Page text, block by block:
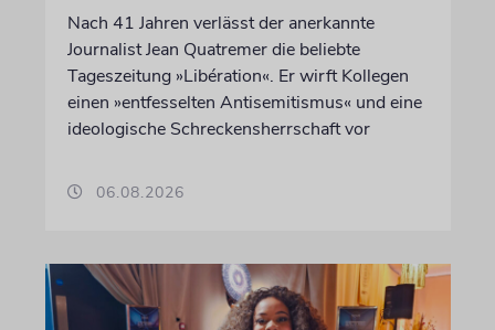
Nach 41 Jahren verlässt der anerkannte
Journalist Jean Quatremer die beliebte
Tageszeitung »Libération«. Er wirft Kollegen
einen »entfesselten Antisemitismus« und eine
ideologische Schreckensherrschaft vor
06.08.2026